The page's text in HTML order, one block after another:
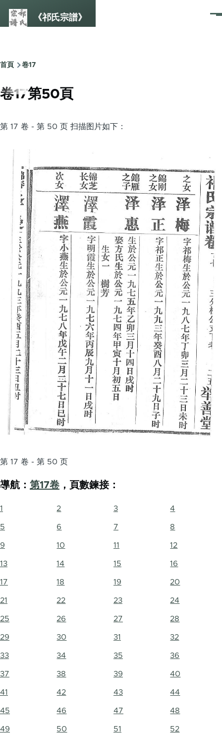
《祁氏宗譜》
選
Breadcrumb
首頁 卷17
卷17第50頁
第 17 卷 - 第 50 页 扫描图片如下：
第 17 卷 - 第 50 页
導航： 第17卷 ，頁數鍊接：
1 2 3 4
5 6 7 8
9 10 11 12
13 14 15 16
17 18 19 20
21 22 23 24
25 26 27 28
29 30 31 32
33 34 35 36
37 38 39 40
41 42 43 44
45 46 47 48
49 50 51 52